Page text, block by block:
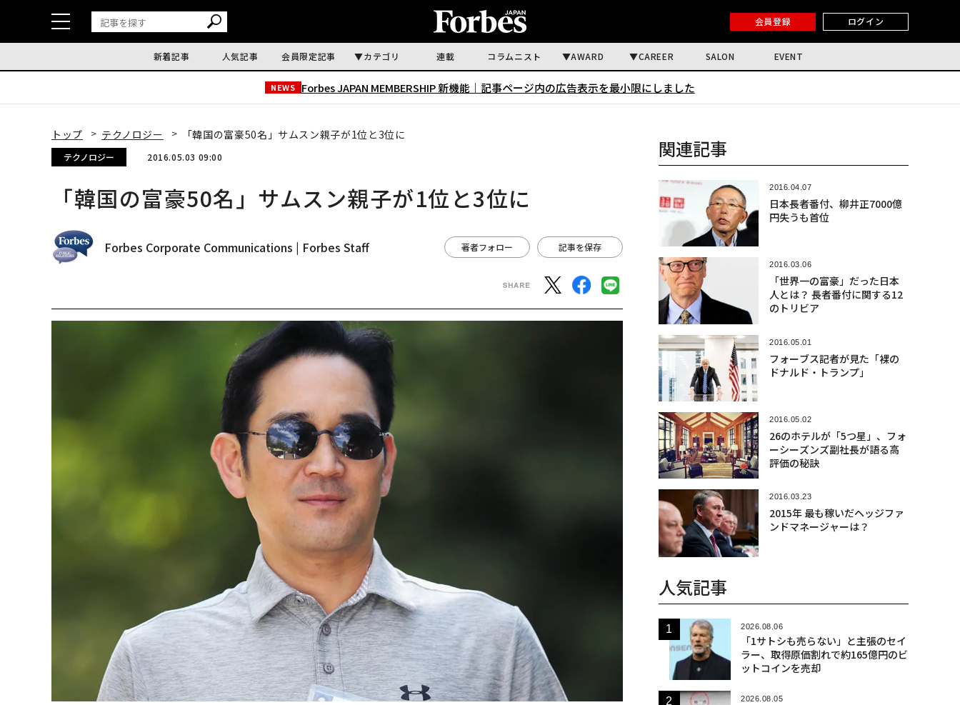
会員登録 ログイン
新着記事 人気記事 会員限定記事 カテゴリ 連載 コラムニスト AWARD CAREER SALON EVENT
NEWS Forbes JAPAN MEMBERSHIP 新機能｜ 記事ページ内の広告表示を最小限にしました
トップ テクノロジー 「韓国の富豪50名」サムスン親子が1位と3位に
テクノロジー 2016.05.03 09:00
「韓国の富豪50名」サムスン親子が1位と3位に
Forbes Corporate Communications | Forbes Staff 著者フォロー 記事を保存
関連記事
2016.04.07
日本長者番付、柳井正7000億
円失うも首位
2016.03.06
「世界一の富豪」だった日本
人とは？ 長者番付に関する12
のトリビア
2016.05.01
フォーブス記者が見た「裸の
ドナルド・トランプ」
2016.05.02
26のホテルが「5つ星」、フォ
ーシーズンズ副社長が語る高
評価の秘訣
2016.03.23
2015年 最も稼いだヘッジファ
ンドマネージャーは？
人気記事
2026.08.06
「1サトシも売らない」と主張のセイ
ラー、取得原価割れで約165億円のビ
ットコインを売却
2026.08.05